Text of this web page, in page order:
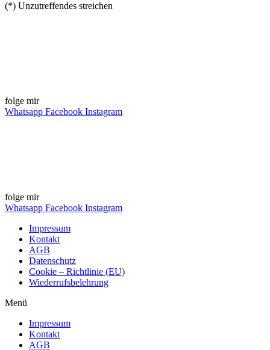
(*) Unzutreffendes streichen
folge mir
Whatsapp Facebook Instagram
folge mir
Whatsapp Facebook Instagram
Impressum
Kontakt
AGB
Datenschutz
Cookie – Richtlinie (EU)
Wiederrufsbelehrung
Menü
Impressum
Kontakt
AGB